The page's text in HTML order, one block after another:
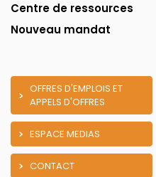
Centre de ressources
Nouveau mandat
OFFRES D'EMPLOIS ET
APPELS D'OFFRES
ESPACE MEDIAS
CONTACT